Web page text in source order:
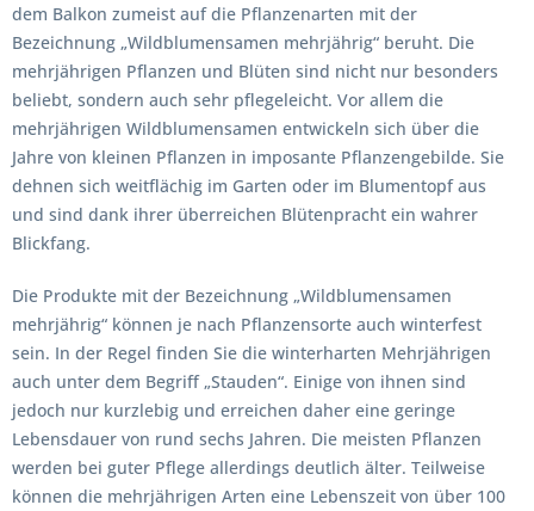
dem Balkon zumeist auf die Pflanzenarten mit der
Bezeichnung „Wildblumensamen mehrjährig“ beruht. Die
mehrjährigen Pflanzen und Blüten sind nicht nur besonders
beliebt, sondern auch sehr pflegeleicht. Vor allem die
mehrjährigen Wildblumensamen entwickeln sich über die
Jahre von kleinen Pflanzen in imposante Pflanzengebilde. Sie
dehnen sich weitflächig im Garten oder im Blumentopf aus
und sind dank ihrer überreichen Blütenpracht ein wahrer
Blickfang.
Die Produkte mit der Bezeichnung „Wildblumensamen
mehrjährig“ können je nach Pflanzensorte auch winterfest
sein. In der Regel finden Sie die winterharten Mehrjährigen
auch unter dem Begriff „Stauden“. Einige von ihnen sind
jedoch nur kurzlebig und erreichen daher eine geringe
Lebensdauer von rund sechs Jahren. Die meisten Pflanzen
werden bei guter Pflege allerdings deutlich älter. Teilweise
können die mehrjährigen Arten eine Lebenszeit von über 100